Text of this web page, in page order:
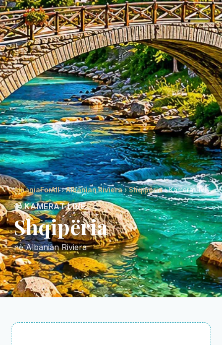
AlbaniaForAll›Albanian Riviera›Shqipëria› Kamerat live
📹 KAMERAT LIVE
Shqipëria
në Albanian Riviera